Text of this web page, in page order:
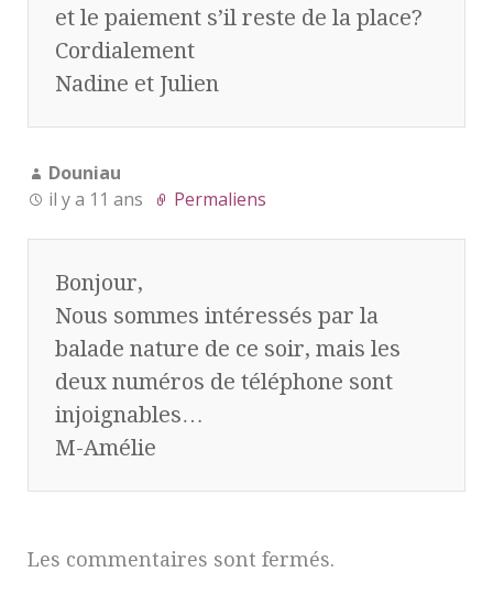
et le paiement s’il reste de la place?
Cordialement
Nadine et Julien
Douniau
il y a 11 ans
Permaliens
Bonjour,
Nous sommes intéressés par la
balade nature de ce soir, mais les
deux numéros de téléphone sont
injoignables…
M-Amélie
Les commentaires sont fermés.